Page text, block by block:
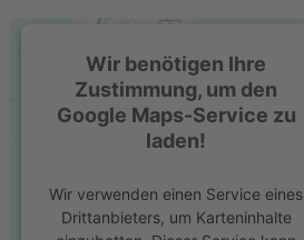
Wir benötigen Ihre
Zustimmung, um den
Google Maps-Service zu
laden!
Wir verwenden einen Service eines
Drittanbieters, um Karteninhalte